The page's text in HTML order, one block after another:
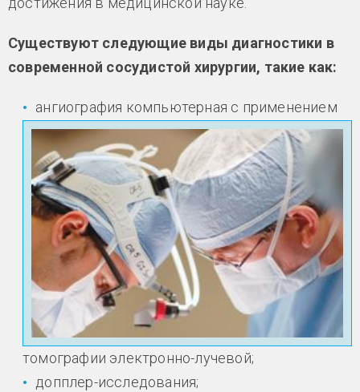
Существуют следующие виды диагностики в
современной сосудистой хирургии, такие как:
ангиография компьютерная с применением
томографии электронно-лучевой;
допплер-исследования;